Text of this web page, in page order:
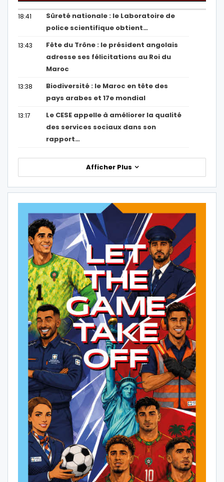
18:41
Sûreté nationale : le Laboratoire de
police scientifique obtient…
13:43
Fête du Trône : le président angolais
adresse ses félicitations au Roi du
Maroc
13:38
Biodiversité : le Maroc en tête des
pays arabes et 17e mondial
13:17
Le CESE appelle à améliorer la qualité
des services sociaux dans son
rapport…
Afficher Plus